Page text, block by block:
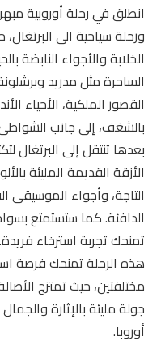
انطلق في رحلة أوروبية
ورحلة سياحية الى
الخلابة والأجواء النابضة
الساحرة مثل مدريد
القصور الملكية، الأحياء
بالشغف، إلى جانب الشواطئ
بعدها تنتقل إلى البرتغال
الأزقة القديمة المليئة
التاجة، وأجواء الموسيقى
الدافئة. كما ستستمتع
تمنحك تجربة استرخاء فريدة.
هذه الرحلة تمنحك فرصة
مختلفتين، حيث تمتزج
جولة مليئة بالإثارة
أوروبا.